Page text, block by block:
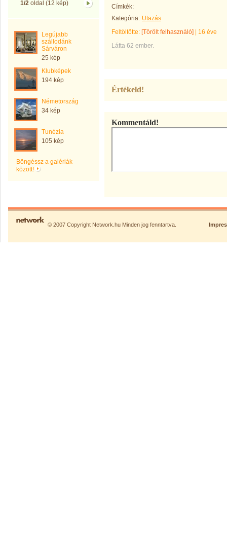
1/2oldal (12 kép)
Legújabb
szállodánk
Sárváron
25 kép
Klubképek
194 kép
Németország
34 kép
Tunézia
105 kép
Böngéssz a galériák
között!
Címkék:
Kategória: Utazás
Feltöltötte: [Törölt felhasználó]
16 éve
Látta 62 ember.
Értékeld!
Kommentáld!
© 2007 Copyright Network.hu Minden jog fenntartva.